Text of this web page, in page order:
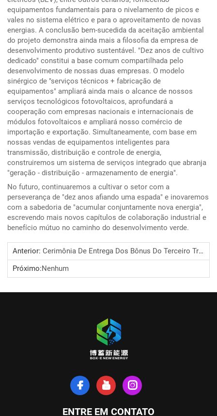
equipamentos fundamentais para o nivelamento de picos e
vales no sistema elétrico e para o aproveitamento de novas
energias. A conclusão bem-sucedida da aceitação ambiental
do projeto demonstra ainda mais a filosofia da empresa de
desenvolvimento produtivo sustentável. "Dez anos de cultivo
dedicado" constitui a base comum compartilhada pelo
desenvolvimento de nossas duas empresas. O modelo
sinérgico de "serviços técnicos + fabricação de
equipamentos" ampliará ainda mais o alcance de nossos
serviços tecnológicos fotovoltaicos, aprofundará a
cooperação com empresas nacionais e internacionais de
módulos fotovoltaicos e ampliará nosso comércio de
importação e exportação. Simultaneamente, com base em
nossas vendas de equipamentos inteligentes para
transmissão, distribuição e controle de energia,
construiremos um sistema de serviços integrado que abranja
"geração - distribuição - armazenamento de energia".
No futuro, continuaremos a cultivar o setor com a
perseverança de "dez anos afiando uma espada" e inovaremos
com a sabedoria de "acumular conjuntamente nova energia",
escrevendo mais novos capítulos de colaboração industrial e
benefício mútuo no caminho do desenvolvimento verde.
Anterior: Cerimônia De Entrega Dos Bônus Do Terceiro Trimestre Da Anhui Boxu New Energy Technology Co., Ltd.
Próximo:Nenhum
ENTRE EM CONTATO